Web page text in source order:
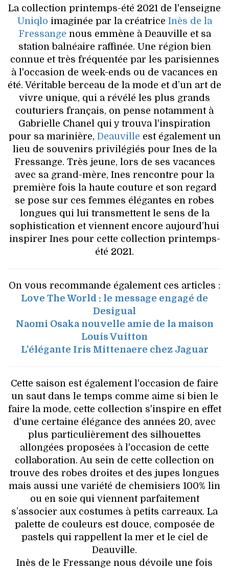
La collection printemps-été 2021 de l'enseigne
Uniqlo imaginée par la créatrice Inès de la
Fressange nous emmène à Deauville et sa
station balnéaire raffinée. Une région bien
connue et très fréquentée par les parisiennes
à l'occasion de week-ends ou de vacances en
été. Véritable berceau de la mode et d’un art de
vivre unique, qui a révélé les plus grands
couturiers français, on pense notamment à
Gabrielle Chanel qui y trouva l'inspiration
pour sa marinière, Deauville est également un
lieu de souvenirs privilégiés pour Ines de la
Fressange. Très jeune, lors de ses vacances
avec sa grand-mère, Ines rencontre pour la
première fois la haute couture et son regard
se pose sur ces femmes élégantes en robes
longues qui lui transmettent le sens de la
sophistication et viennent encore aujourd’hui
inspirer Ines pour cette collection printemps-
été 2021.
On vous recommande également ces articles :
Love The World : le message engagé de
Desigual
Naomi Osaka nouvelle amie de la maison
Louis Vuitton
L'élégante Iris Mittenaere chez Jaguar
Cette saison est également l'occasion de faire
un saut dans le temps comme aime si bien le
faire la mode, cette collection s'inspire en effet
d'une certaine élégance des années 20, avec
plus particulièrement des silhouettes
allongées proposées à l'occasion de cette
collaboration. Au sein de cette collection on
trouve des robes droites et des jupes longues
mais aussi une variété de chemisiers 100% lin
ou en soie qui viennent parfaitement
s’associer aux costumes à petits carreaux. La
palette de couleurs est douce, composée de
pastels qui rappellent la mer et le ciel de
Deauville.
Inès de le Fressange nous dévoile une fois